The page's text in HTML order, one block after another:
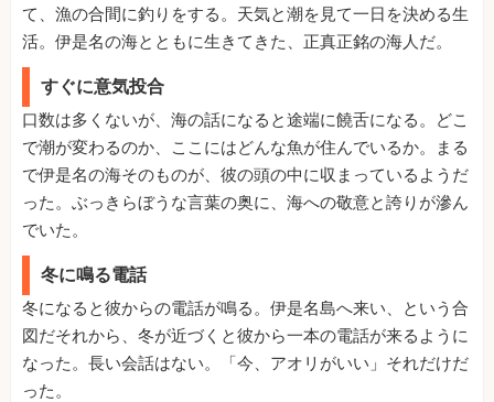
て、漁の合間に釣りをする。天気と潮を見て一日を決める生
活。伊是名の海とともに生きてきた、正真正銘の海人だ。
すぐに意気投合
口数は多くないが、海の話になると途端に饒舌になる。どこ
で潮が変わるのか、ここにはどんな魚が住んでいるか。まる
で伊是名の海そのものが、彼の頭の中に収まっているようだ
った。ぶっきらぼうな言葉の奥に、海への敬意と誇りが滲ん
でいた。
冬に鳴る電話
冬になると彼からの電話が鳴る。伊是名島へ来い、という合
図だそれから、冬が近づくと彼から一本の電話が来るように
なった。長い会話はない。「今、アオリがいい」それだけだ
った。